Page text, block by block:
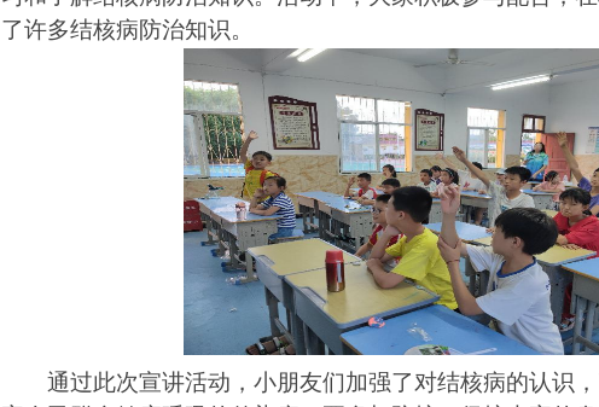
了许多结核病防治知识。
通过此次宣讲活动，小朋友们加强了对结核病的认识